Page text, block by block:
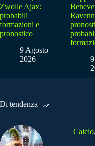
Zwolle Ajax:
probabili
formazioni e
pronostico
9 Agosto
2026
Di tendenza
Calcio,